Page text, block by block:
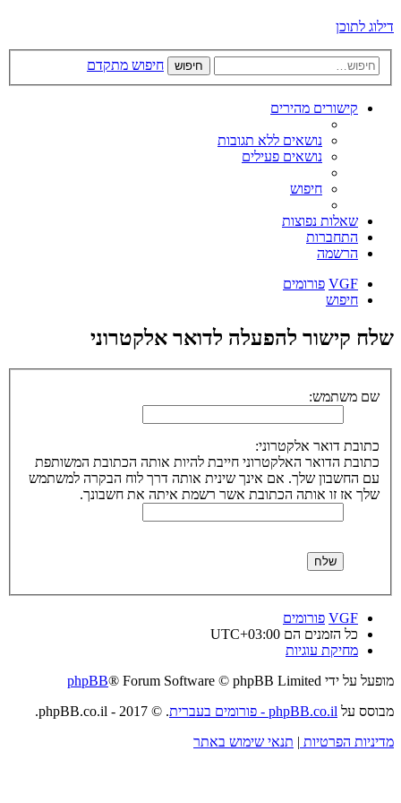
דילוג לתוכן
חיפוש חיפוש מתקדם
קישורים מהירים
נושאים ללא תגובות
נושאים פעילים
חיפוש
שאלות נפוצות
התחברות
הרשמה
VGF פורומים
חיפוש
שלח קישור להפעלה לדואר אלקטרוני
שם משתמש:
כתובת דואר אלקטרוני:
כתובת הדואר האלקטרוני חייבת להיות אותה הכתובת המשותפת
עם החשבון שלך. אם אינך שינית אותה דרך לוח הבקרה למשתמש
שלך אז זו אותה הכתובת אשר רשמת איתה את חשבונך.
VGF פורומים
כל הזמנים הם UTC+03:00
מחיקת עוגיות
מופעל על ידי
phpBB® Forum Software © phpBB Limited
מבוסס על phpBB.co.il - פורומים בעברית
. © 2017 - phpBB.co.il.
מדיניות הפרטיות | תנאי שימוש באתר